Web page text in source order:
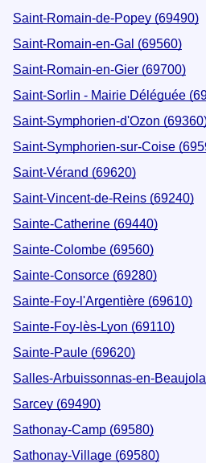
Saint-Romain-de-Popey (69490)
Saint-Romain-en-Gal (69560)
Saint-Romain-en-Gier (69700)
Saint-Sorlin - Mairie Déléguée
Saint-Symphorien-d'Ozon
Saint-Symphorien-sur-Coise
Saint-Vérand (69620)
Saint-Vincent-de-Reins (69240)
Sainte-Catherine (69440)
Sainte-Colombe (69560)
Sainte-Consorce (69280)
Sainte-Foy-l'Argentière (69610)
Sainte-Foy-lès-Lyon (69110)
Sainte-Paule (69620)
Salles-Arbuissonnas-en-
Sarcey (69490)
Sathonay-Camp (69580)
Sathonay-Village (69580)